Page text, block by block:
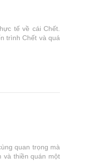
tế về cái Chết.
trình Chết và quá
quan trọng mà
và thiền quán một